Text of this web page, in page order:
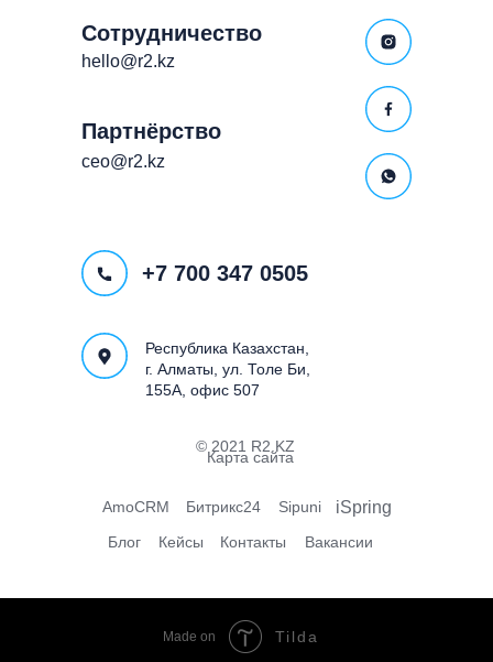
Республика Казахстан,
г. Алматы, ул. Толе Би,
155А, офис 507
+7 700 347 0505
Сотрудничество
hello@r2.kz
Партнёрство
ceo@r2.kz
AmoCRM Битрикс24
Sipuni
Блог
iSpring
Кейсы Контакты Вакансии
© 2021 R2.KZ
Карта сайта
Made on Tilda